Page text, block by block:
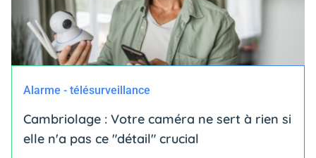
Alarme - télésurveillance
Cambriolage : Votre caméra ne sert à rien si
elle n'a pas ce "détail" crucial